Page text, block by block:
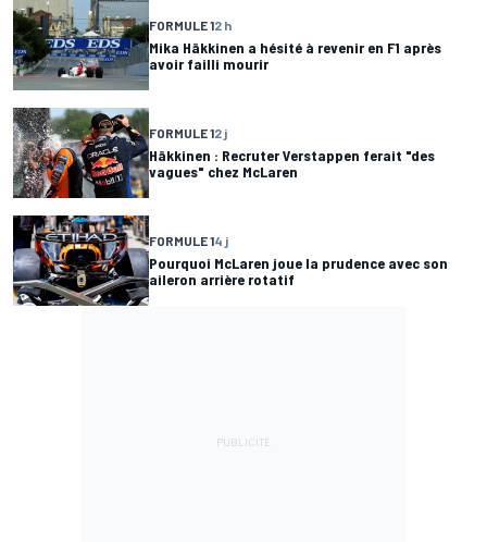
FORMULE 12 h
Mika Häkkinen a hésité à revenir en F1 après
avoir failli mourir
FORMULE 12 j
Häkkinen : Recruter Verstappen ferait "des
vagues" chez McLaren
FORMULE 14 j
Pourquoi McLaren joue la prudence avec son
aileron arrière rotatif